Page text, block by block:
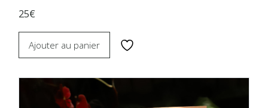
25€
Ajouter au panier